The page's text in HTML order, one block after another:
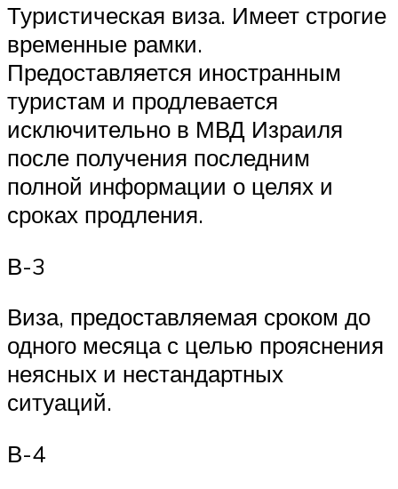
Туристическая виза. Имеет строгие
временные рамки.
Предоставляется иностранным
туристам и продлевается
исключительно в МВД Израиля
после получения последним
полной информации о целях и
сроках продления.
В-3
Виза, предоставляемая сроком до
одного месяца с целью прояснения
неясных и нестандартных
ситуаций.
В-4